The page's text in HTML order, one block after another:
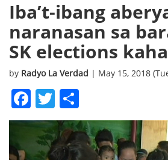
Iba’t-ibang
naranasan sa
SK elections
by Radyo La Verdad | May 15, 2018
Facebook
Twitter